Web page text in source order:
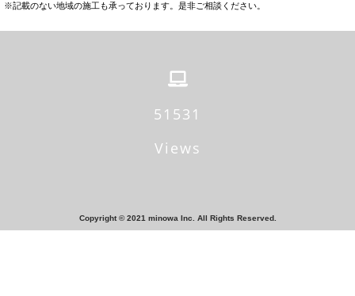
※記載のない地域の施工も承っております。是非ご相談ください。
54243
Views
Copyright © 2021 minowa Inc. All Rights Reserved.